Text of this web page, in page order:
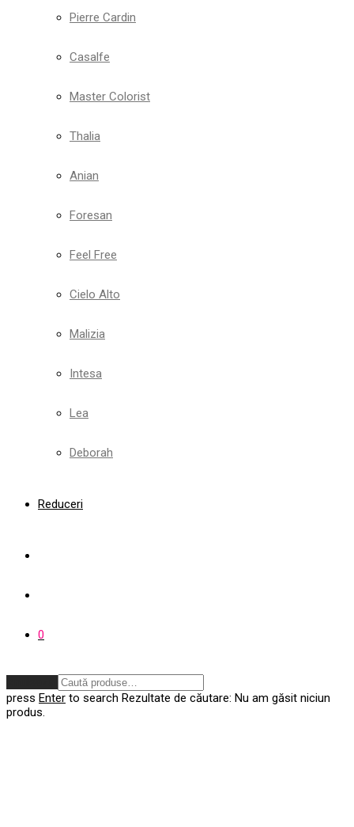
Pierre Cardin
Casalfe
Master Colorist
Thalia
Anian
Foresan
Feel Free
Cielo Alto
Malizia
Intesa
Lea
Deborah
Reduceri
0
press Enter to search Rezultate de căutare: Nu am găsit niciun
produs.